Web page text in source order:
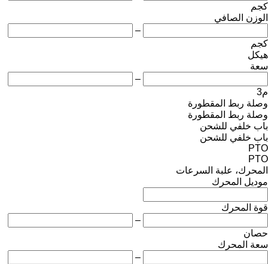
كجم
الوزن الصافي
–
كجم
هيكل
سعة
–
م3
وصلة ربط المقطورة
وصلة ربط المقطورة
باب خلفي للشحن
باب خلفي للشحن
PTO
PTO
المحرك، علبة السرعات
موديل المحرك
قوة المحرك
–
حصان
سعة المحرك
–